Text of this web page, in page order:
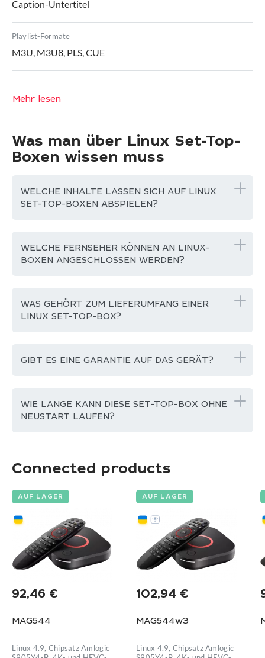
Caption-Untertitel
Playlist-Formate
M3U, M3U8, PLS, CUE
Mehr lesen
Was man über Linux Set-Top-
Boxen wissen muss
WELCHE INHALTE LASSEN SICH AUF LINUX
SET-TOP-BOXEN ABSPIELEN?
WELCHE FERNSEHER KÖNNEN AN LINUX-
BOXEN ANGESCHLOSSEN WERDEN?
WAS GEHÖRT ZUM LIEFERUMFANG EINER
LINUX SET-TOP-BOX?
GIBT ES EINE GARANTIE AUF DAS GERÄT?
WIE LANGE KANN DIESE SET-TOP-BOX OHNE
NEUSTART LAUFEN?
Connected products
AUF LAGER
92,46 €
MAG544
Linux 4.9, Chipsatz Amlogic
AUF LAGER
102,94 €
MAG544w3
Linux 4.9, Chipsatz Amlogic